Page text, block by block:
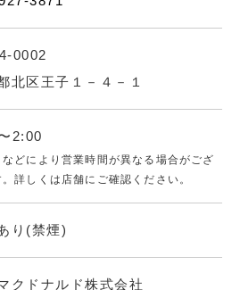
0002
北区王子１－４－１
2:00
どにより営業時間が異なる場合がござ
詳しくは店舗にご確認ください。
り(禁煙)
クドナルド株式会社